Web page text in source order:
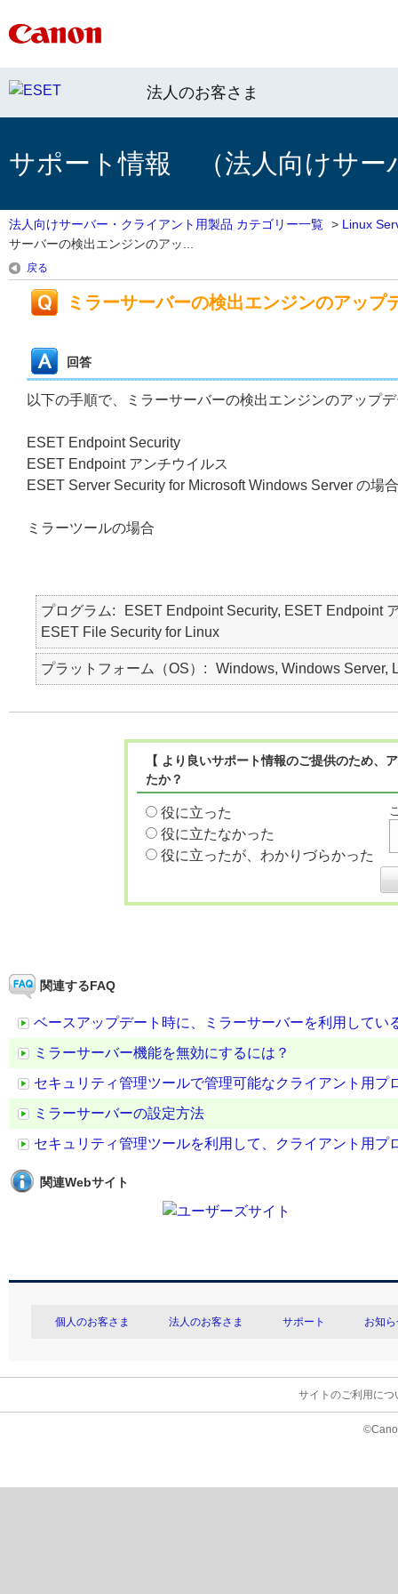
法人のお客さま
サポート情報 （法人向けサー
法人向けサーバー・クライアント用製品 カテゴリー一覧 > Linux
サーバーの検出エンジンのアッ...
戻る
ミラーサーバーの検出エンジンのアップ
回答
以下の手順で、ミラーサーバーの検出エンジンのアップ
ESET Endpoint Security
ESET Endpoint アンチウイルス
ESET Server Security for Microsoft Windows Server の場合
ミラーツールの場合
プログラム
ESET Endpoint Security, ESET Endpoint
ESET File Security for Linux
プラットフォーム（OS） Windows, Windows Server,
【 より良いサポート情報のご提供のため
たか？
役に立った
役に立たなかった
役に立ったが、わかりづらかった
関連するFAQ
ベースアップデート時に、ミラーサーバーを利用して
ミラーサーバー機能を無効にするには？
セキュリティ管理ツールで管理可能なクライアント用プ
ミラーサーバーの設定方法
セキュリティ管理ツールを利用して、クライアント用
関連Webサイト
個人のお客さま 法人のお客さま サポート お知
サイトのご利用につ